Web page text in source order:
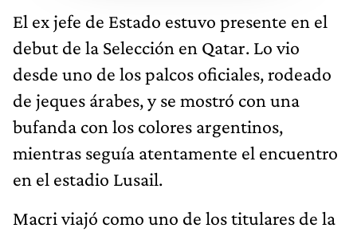
El ex jefe de Estado estuvo presente en el
debut de la Selección en Qatar. Lo vio
desde uno de los palcos oficiales, rodeado
de jeques árabes, y se mostró con una
bufanda con los colores argentinos,
mientras seguía atentamente el encuentro
en el estadio Lusail.
Macri viajó como uno de los titulares de la